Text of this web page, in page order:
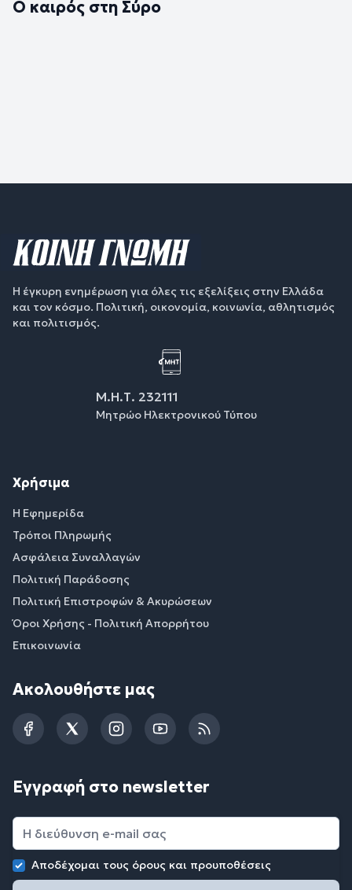
Ο καιρός στη Σύρο
Η έγκυρη ενημέρωση για όλες τις εξελίξεις στην Ελλάδα
και τον κόσμο. Πολιτική, οικονομία, κοινωνία, αθλητισμός
και πολιτισμός.
Μ.Η.Τ. 232111
Μητρώο Ηλεκτρονικού Τύπου
Χρήσιμα
Η Εφημερίδα
Τρόποι Πληρωμής
Ασφάλεια Συναλλαγών
Πολιτική Παράδοσης
Πολιτική Επιστροφών & Ακυρώσεων
Όροι Χρήσης - Πολιτική Απορρήτου
Επικοινωνία
Ακολουθήστε μας
FacebookTwitterInstagramYouTubeRSS
Εγγραφή στο newsletter
Αποδέχομαι τους όρους και προυποθέσεις